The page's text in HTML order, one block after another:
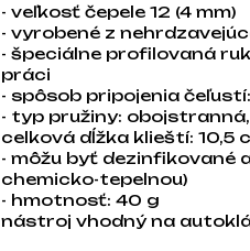
- veľkosť čepele 12 (4 mm)
- vyrobené z
- špeciálne profilovaná
práci
- spôsob pripojenia
- typ pružiny:
celková dĺžka klieští: 10,5
- môžu byť dezinfikované
chemicko-tepelnou)
- hmotnosť: 40 g
nástroj vhodný na